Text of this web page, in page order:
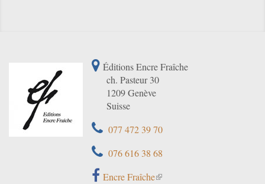
Éditions Encre Fraîche
ch. Pasteur 30
1209 Genève
Suisse
077 472 39 70
076 616 38 68
Encre Fraîche